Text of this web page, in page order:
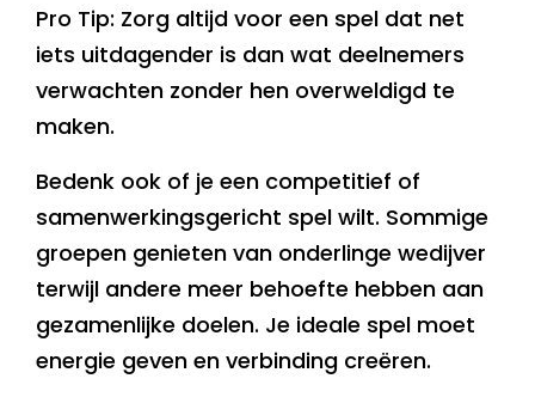
Pro Tip: Zorg altijd voor een spel dat net
iets uitdagender is dan wat deelnemers
verwachten zonder hen overweldigd te
maken.
Bedenk ook of je een competitief of
samenwerkingsgericht spel wilt. Sommige
groepen genieten van onderlinge wedijver
terwijl andere meer behoefte hebben aan
gezamenlijke doelen. Je ideale spel moet
energie geven en verbinding creëren.